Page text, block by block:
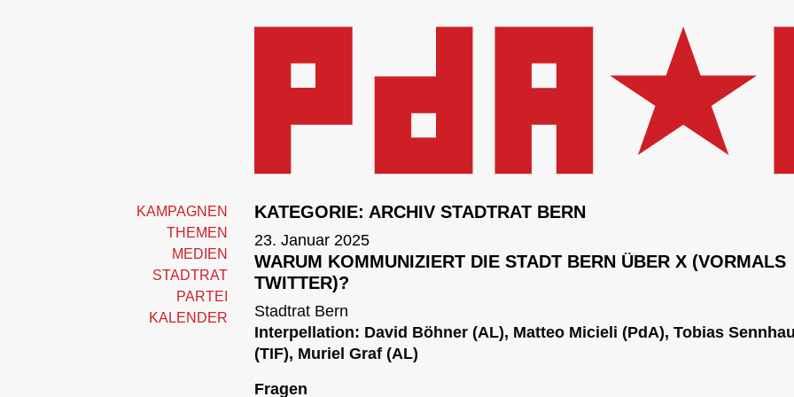
KAMPAGNEN
THEMEN
MEDIEN
STADTRAT
PARTEI
KALENDER
KATEGORIE: ARCHIV STADTRAT BERN
23. Januar 2025
WARUM KOMMUNIZIERT DIE STADT BERN ÜBER X (VORMALS
TWITTER)?
Stadtrat Bern
Interpellation: David Böhner (AL), Matteo Micieli (PdA), Tobias
(TIF), Muriel Graf (AL)
Fragen